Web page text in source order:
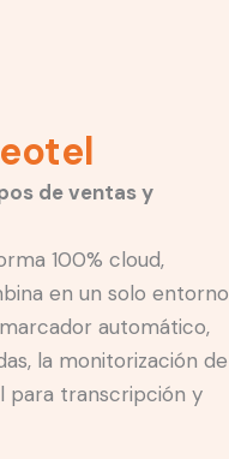
de ventas y
100% cloud,
en un solo entorno
automático,
la monitorización de
para transcripción y